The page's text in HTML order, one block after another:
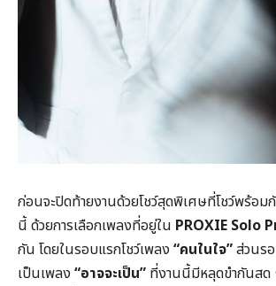
ก่อนจะปิดท้ายงานด้วยโชว์สุดพิเศษที่โชว์พร้อ
นี้ ด้วยการเลือกเพลงที่อยู่ใน PROXIE Solo
กัน โดยในรอบแรกโชว์เพลง “คนในใจ”ส่วนร
เป็นเพลง “อาจจะเป็น” ที่งานนี้มีหลุดขำกันสด